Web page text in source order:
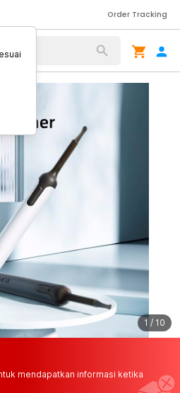
Order Tracking
1 / 10
mendapatkan informasi ketika